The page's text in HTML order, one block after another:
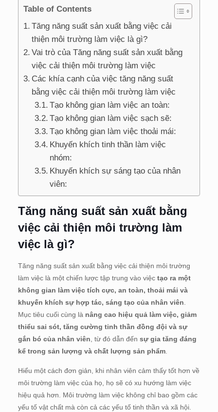
Table of Contents
Tăng năng suất sản xuất bằng việc cải
thiện môi trường làm việc là gì?
Vai trò của Tăng năng suất sản xuất bằng
việc cải thiện môi trường làm việc
Các khía cạnh của việc tăng năng suất
bằng việc cải thiện môi trường làm việc
Tạo không gian làm việc an toàn:
Tạo không gian làm việc sạch sẽ:
Tạo không gian làm việc thoải mái:
Khuyến khích tinh thần làm việc
nhóm:
Khuyến khích sự sáng tạo của nhân
viên:
Tăng năng suất sản xuất bằng
việc cải thiện môi trường làm
việc là gì?
Tăng năng suất sản xuất bằng việc cải thiện môi trường
làm việc là một chiến lược tập trung vào việc tạo ra một
không gian làm việc tích cực, an toàn, thoải mái và
khuyến khích sự hợp tác, sáng tạo của nhân viên.
Mục tiêu cuối cùng là nâng cao hiệu quả làm việc, giảm
thiểu sai sót, tăng cường tinh thần đồng đội và sự
gắn bó của nhân viên, từ đó dẫn đến sự gia tăng đáng
kể trong sản lượng và chất lượng sản phẩm.
Hiểu một cách đơn giản, khi nhân viên cảm thấy tốt hơn về
môi trường làm việc của họ, họ sẽ có xu hướng làm việc
hiệu quả hơn. Môi trường làm việc không chỉ bao gồm các
yếu tố vật chất mà còn cả các yếu tố tinh thần và xã hội.